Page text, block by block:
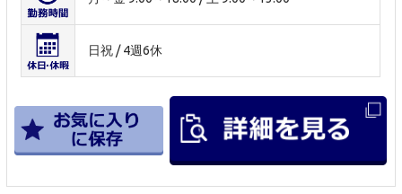
日祝 / 4週6休